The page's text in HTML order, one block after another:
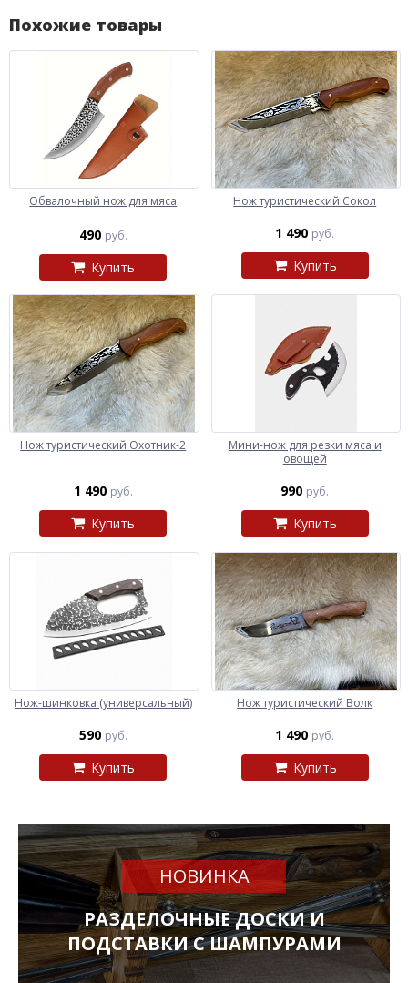
Похожие товары
Обвалочный нож для мяса
490 руб.
Купить
Нож туристический Сокол
1 490 руб.
Купить
Нож туристический Охотник-2
1 490 руб.
Купить
Мини-нож для резки мяса и
овощей
990 руб.
Купить
Нож-шинковка (универсальный)
590 руб.
Купить
Нож туристический Волк
1 490 руб.
Купить
НОВИНКА
РАЗДЕЛОЧНЫЕ ДОСКИ И
ПОДСТАВКИ С ШАМПУРАМИ